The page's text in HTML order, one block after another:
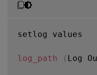
setlog values
log_path ( Log